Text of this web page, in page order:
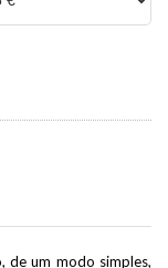
de um modo simples,